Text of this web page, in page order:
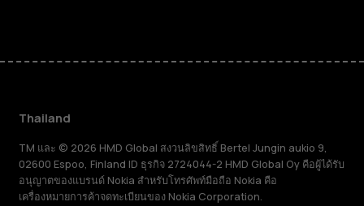
Thailand
TM และ © 2026 HMD Global สงวนลิขสิทธิ์ Bertel Jungin aukio 9,
02600 Espoo, Finland ID ธุรกิจ 2724044-2 HMD Global Oy คือผู้ได้รับ
อนุญาตของแบรนด์ Nokia สำหรับโทรศัพท์มือถือ Nokia คือ
เครื่องหมายการค้าจดทะเบียนของ Nokia Corporation.